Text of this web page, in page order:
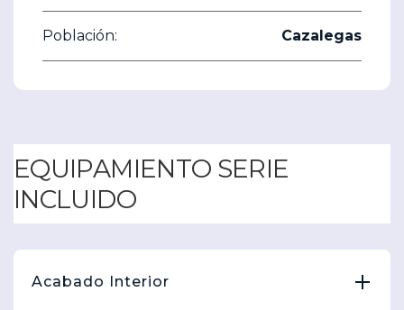
Población: Cazalegas
EQUIPAMIENTO SERIE
INCLUIDO
Acabado Interior